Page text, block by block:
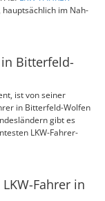
im Nah-
Bitterfeld-
ist von seiner
in Bitterfeld-Wolfen
gibt es
LKW-Fahrer-
Fahrer in